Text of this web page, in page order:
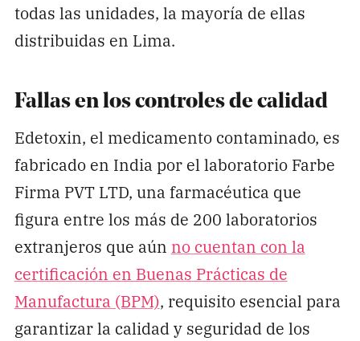
todas las unidades, la mayoría de ellas
distribuidas en Lima.
Fallas en los controles de calidad
Edetoxin, el medicamento contaminado, es
fabricado en India por el laboratorio Farbe
Firma PVT LTD, una farmacéutica que
figura entre los más de 200 laboratorios
extranjeros que aún no cuentan con la
certificación en Buenas Prácticas de
Manufactura (BPM), requisito esencial para
garantizar la calidad y seguridad de los